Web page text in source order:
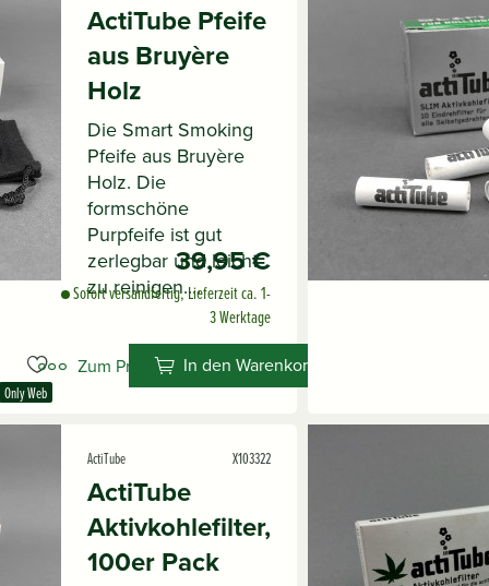
Only Web
ActiTube Pfeife
aus Bruyère
Holz
Die Smart Smoking
Pfeife aus Bruyère
Holz. Die
formschöne
Purpfeife ist gut
zerlegbar und leicht
zu reinigen....
39,95 €
Sofort versandfertig, Lieferzeit ca. 1-
3 Werktage
In den Warenkorb
Zum Produkt
ActiTube X103322
ActiTube
Aktivkohlefilter,
100er Pack